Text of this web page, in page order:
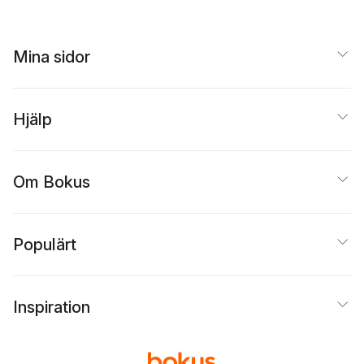
Mina sidor
Hjälp
Om Bokus
Populärt
Inspiration